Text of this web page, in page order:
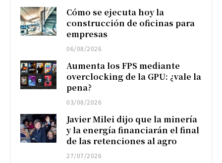
Cómo se ejecuta hoy la
construcción de oficinas para
empresas
06/08/2026
Aumenta los FPS mediante
overclocking de la GPU: ¿vale la
pena?
03/08/2026
Javier Milei dijo que la minería
y la energía financiarán el final
de las retenciones al agro
27/07/2026